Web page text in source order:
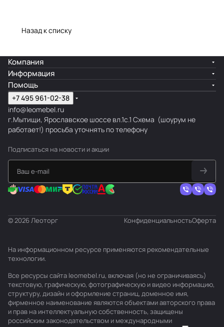
Назад к списку
Компания
Информация
Помощь
+7 495 961-02-38
info@leomebel.ru
г.Мытищи, Ярославское шоссе вл.1с.1 Схема (шоурум не
работает!) просьба уточнять по телефону
Подписаться на новости и акции
© 2026 Леоторг КонфиденциальностьОферта
На информационном ресурсе применяются рекомендательные
технологии.
Все ресурсы сайта leomebel.ru, включая (но не ограничиваясь)
текстовую, графическую, фотографическую и видео информацию,
структуру, дизайн и оформление страниц, доменное имя,
фирменное наименование являются объектами авторского права
и прав на интеллектуальную собственность, защищены
российским законодательством и международными